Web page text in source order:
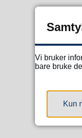
Vi bruker
bare bruke
Kun